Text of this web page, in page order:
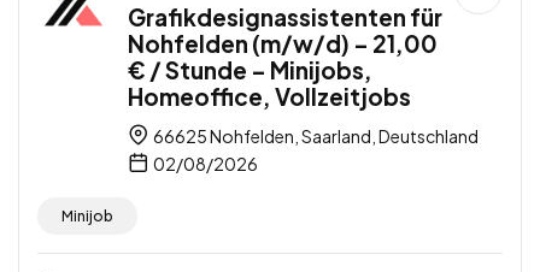
Grafikdesignassistenten für
Nohfelden (m/w/d) – 21,00
€ / Stunde – Minijobs,
Homeoffice, Vollzeitjobs
66625 Nohfelden, Saarland, Deutschland
02/08/2026
Minijob